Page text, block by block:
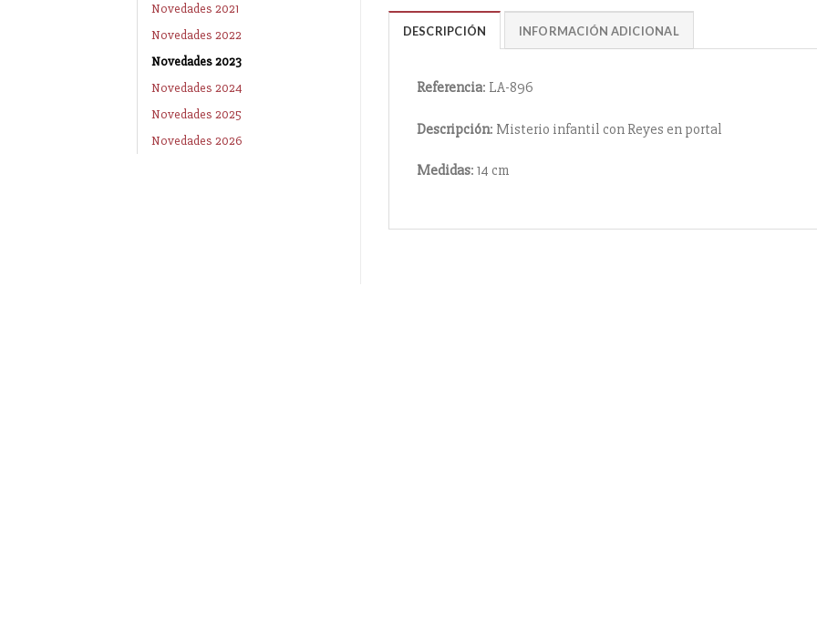
Novedades 2021
Novedades 2022
Novedades 2023
Novedades 2024
Novedades 2025
Novedades 2026
DESCRIPCIÓN INFORMACIÓN ADICIONAL
Referencia: LA-896
Descripción: Misterio infantil con Reyes en portal
Medidas: 14 cm